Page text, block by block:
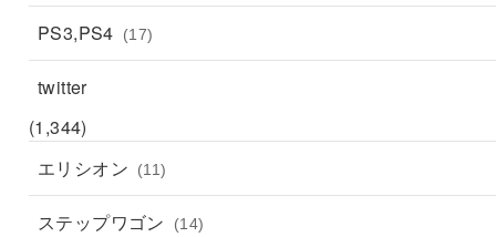
PS3,PS4 (17)
twitter
(1,344)
エリシオン
(11)
ステップワゴン (14)